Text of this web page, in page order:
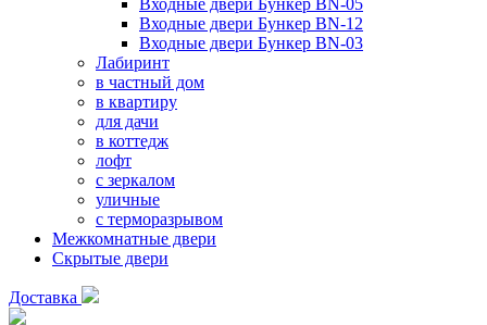
Входные двери Бункер BN-05
Входные двери Бункер BN-12
Входные двери Бункер BN-03
Лабиринт
в частный дом
в квартиру
для дачи
в коттедж
лофт
с зеркалом
уличные
с терморазрывом
Межкомнатные двери
Скрытые двери
Доставка